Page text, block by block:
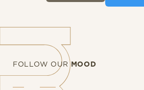
FOLLOW OURMOOD